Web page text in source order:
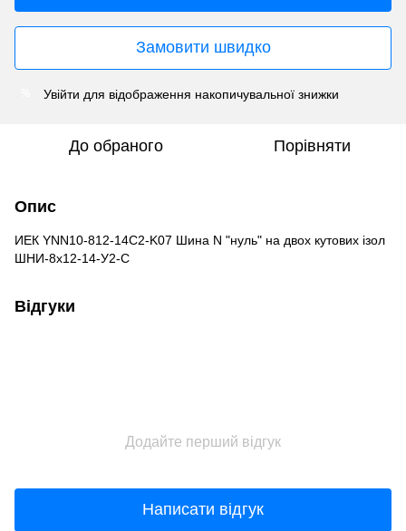
Замовити швидко
Увійти для відображення накопичувальної знижки
До обраного Порівняти
Опис
ИЕК YNN10-812-14C2-K07 Шина N "нуль" на двох кутових ізол
ШНИ-8х12-14-У2-С
Відгуки
Додайте перший відгук
Написати відгук